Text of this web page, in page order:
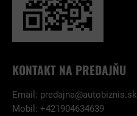
KONTAKT NA PREDAJŇU
Email: predajna@autobiznis.sk
Mobil: +421904634639